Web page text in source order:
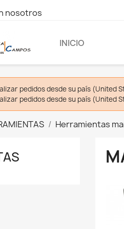
nosotros
INICIO
pedidos desde su país (United
pedidos desde su país (United
Herramientas